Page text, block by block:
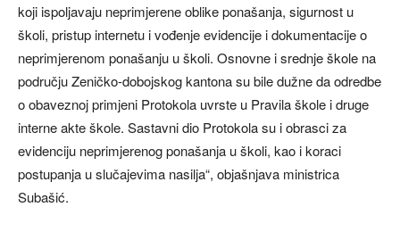
koji ispoljavaju neprimjerene oblike ponašanja, sigurnost u
školi, pristup internetu i vođenje evidencije i dokumentacije o
neprimjerenom ponašanju u školi. Osnovne i srednje škole na
području Zeničko-dobojskog kantona su bile dužne da odredbe
o obaveznoj primjeni Protokola uvrste u Pravila škole i druge
interne akte škole. Sastavni dio Protokola su i obrasci za
evidenciju neprimjerenog ponašanja u školi, kao i koraci
postupanja u slučajevima nasilja“, objašnjava ministrica
Subašić.